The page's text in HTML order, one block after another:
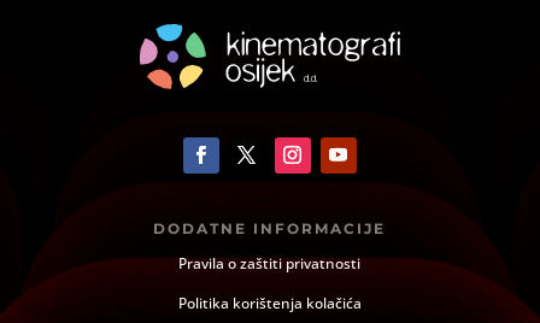
DODATNE INFORMACIJE
Pravila o zaštiti privatnosti
Politika korištenja kolačića